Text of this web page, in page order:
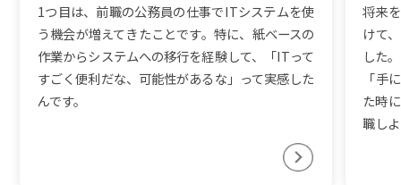
1つ目は、前職の公務員の仕事でITシステムを使
う機会が増えてきたことです。特に、紙ベースの
作業からシステムへの移行を経験して、「ITって
すごく便利だな、可能性があるな」って実感した
んです。
将来
けて
した。
「手
た時
職し